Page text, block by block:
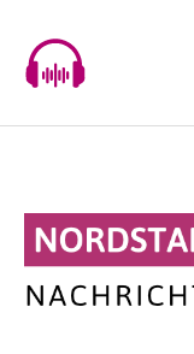
content